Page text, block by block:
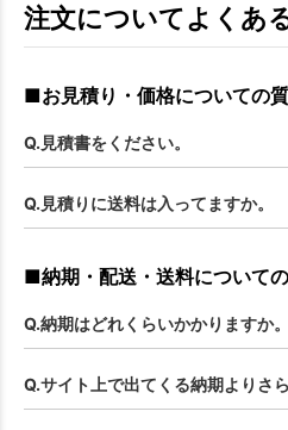
注文についてよくあ
■お見積り・価格についての
Q.見積書をください。
Q.見積りに送料は入ってますか。
■納期・配送・送料について
Q.納期はどれくらいかかりますか。
Q.サイト上で出てくる納期よりさ